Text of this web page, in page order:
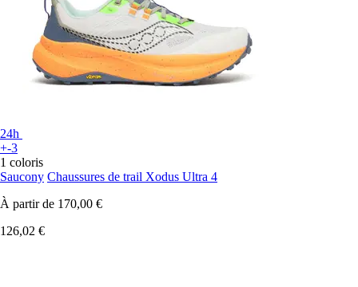
24h
+-3
1 coloris
Saucony Chaussures de trail Xodus Ultra 4
À partir de 170,00 €
126,02 €